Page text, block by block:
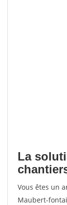
La
Vous êtes un
Maubert-